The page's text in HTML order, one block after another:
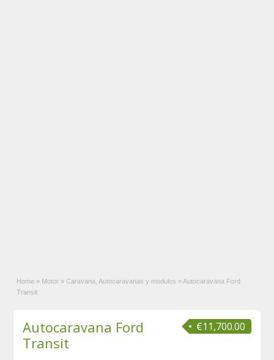
Home » Motor » Caravana, Autocaravanas y modulos » Autocaravana Ford
Transit
€11,700.00
Autocaravana Ford
Transit